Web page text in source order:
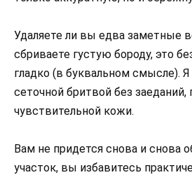
Удаляете ли вы едва заметные
сбриваете густую бороду, это
гладко (в буквальном смысле).
сеточной бритвой без заеданий,
чувствительной кожи.
Вам не придется снова и снова
участок, вы избавитесь